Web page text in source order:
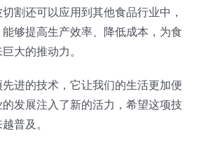
割还可以应用到其他食品行业中，
够提高生产效率、降低成本，为食
大的推动力。
进的技术，它让我们的生活更加便
发展注入了新的活力，希望这项技
普及。